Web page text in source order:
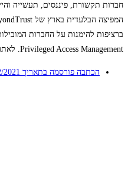
ברציפות להימנות על החברות
Privileged Access Management. לאתר החברה:
הכתבה פורסמה בתאריך 2021